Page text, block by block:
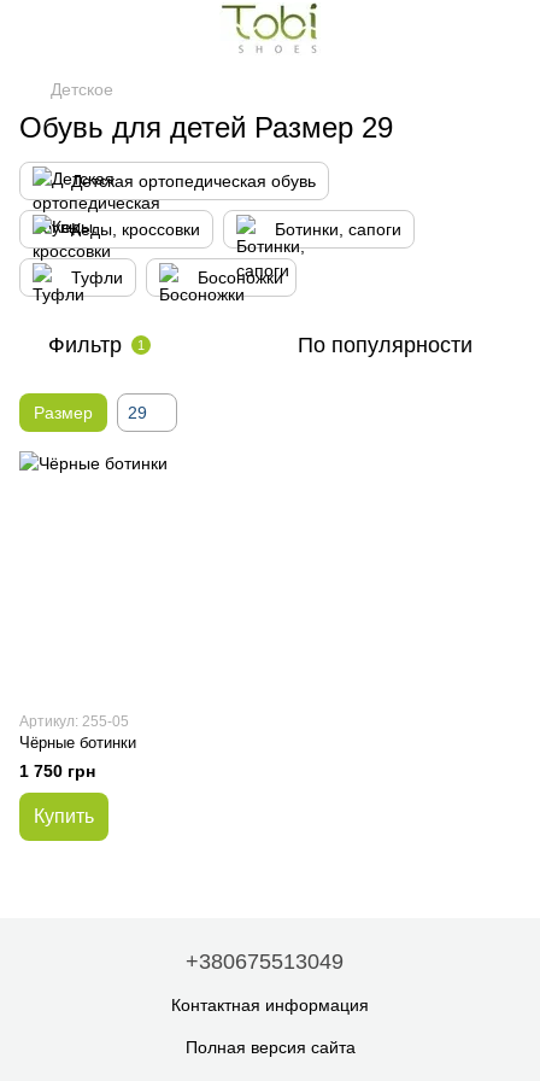
Детское
Обувь для детей Размер 29
Детская ортопедическая обувь
Кеды, кроссовки Ботинки, сапоги
Туфли Босоножки
Фильтр 1 По популярности
Размер 29
Артикул: 255-05
Чёрные ботинки
1 750 грн
Купить
+380675513049
Контактная информация
Полная версия сайта